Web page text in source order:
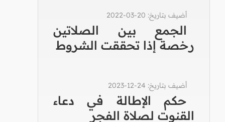
أضيف بتاريخ: 20-03-2022
الجمع بين الصلاتين
رخصة إذا تحققت الشروط
أضيف بتاريخ: 24-12-2023
حكم الإطالة في دعاء
القنوت لصلاة الفجر